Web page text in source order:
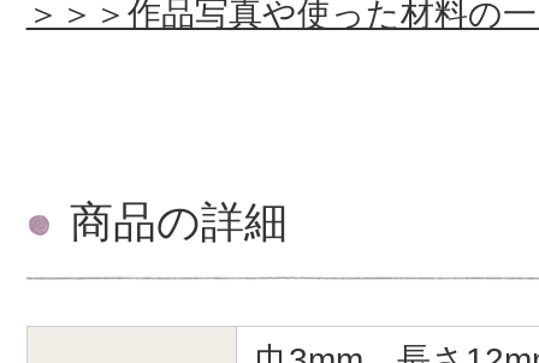
＞＞＞作品写真や使った材料の
商品の詳細